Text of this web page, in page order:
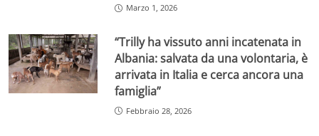
Marzo 1, 2026
“Trilly ha vissuto anni incatenata in
Albania: salvata da una volontaria, è
arrivata in Italia e cerca ancora una
famiglia”
Febbraio 28, 2026